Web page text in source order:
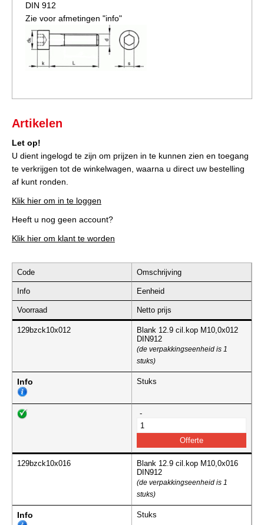
DIN 912
Zie voor afmetingen "info"
Artikelen
Let op!
U dient ingelogd te zijn om prijzen in te kunnen zien en toegang
te verkrijgen tot de winkelwagen, waarna u direct uw bestelling
af kunt ronden.
Klik hier om in te loggen
Heeft u nog geen account?
Klik hier om klant te worden
Code Omschrijving
Info Eenheid
Voorraad Netto prijs
129bzck10x012
Blank 12.9 cil.kop M10,0x012
DIN912
(de verpakkingseenheid is 1
stuks)
Info Stuks
-
129bzck10x016
Blank 12.9 cil.kop M10,0x016
DIN912
(de verpakkingseenheid is 1
stuks)
Info Stuks